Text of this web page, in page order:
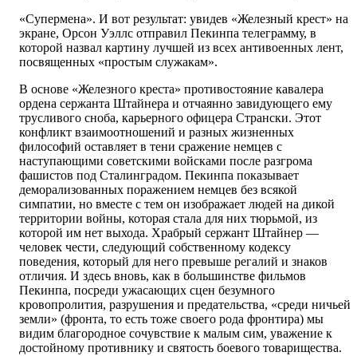
«Супермена». И вот результат: увидев «Железный крест» на
экране, Орсон Уэллс отправил Пекинпа телеграмму, в
которой назвал картину лучшей из всех антивоенных лент,
посвященных «простым служакам».
В основе «Железного креста» противостояние кавалера
ордена сержанта Штайнера и отчаянно завидующего ему
трусливого сноба, карьерного офицера Странски. Этот
конфликт взаимоотношений и разных жизненных
философий оставляет в тени сражение немцев с
наступающими советскими войсками после разгрома
фашистов под Сталинградом. Пекинпа показывает
деморализованных поражением немцев без всякой
симпатии, но вместе с тем он изображает людей на дикой
территории войны, которая стала для них тюрьмой, из
которой им нет выхода. Храбрый сержант Штайнер —
человек чести, следующий собственному кодексу
поведения, который для него превыше регалий и знаков
отличия. И здесь вновь, как в большинстве фильмов
Пекинпа, посреди ужасающих сцен безумного
кровопролития, разрушения и предательства, «среди ничьей
земли» (фронта, то есть тоже своего рода фронтира) мы
видим благородное сочувствие к малым сим, уважение к
достойному противнику и святость боевого товарищества.